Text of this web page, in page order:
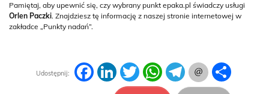
Pamiętaj, aby upewnić się, czy wybrany punkt epaka.pl świadczy usługi
Orlen Paczki. Znajdziesz tę informację z naszej stronie internetowej w
zakładce „Punkty nadań”.
Udostępnij:
FacebookLinkedInTwitter WhatsAppTelegram